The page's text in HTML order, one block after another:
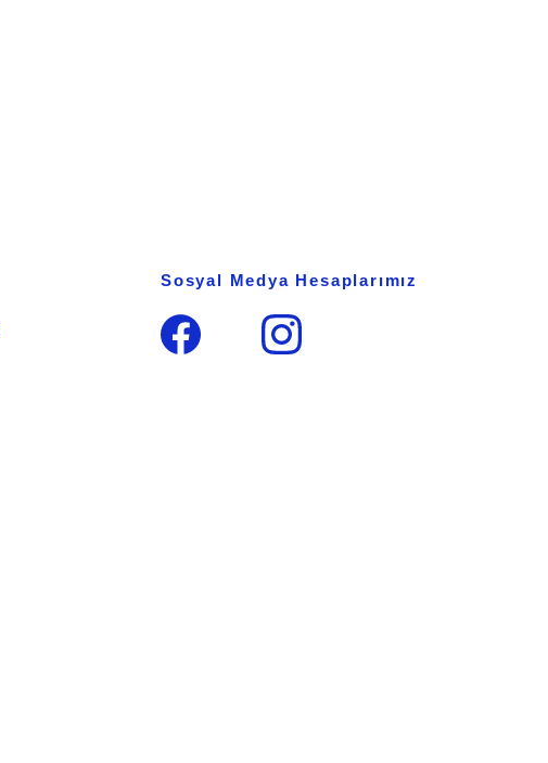
Sosyal Medya Hesaplarımız